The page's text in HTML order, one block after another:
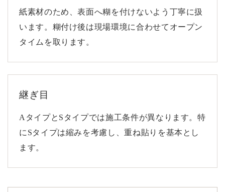
紙素材のため、表面へ糊を付けないよう丁寧に扱
います。糊付け後は現場環境に合わせてオープン
タイムを取ります。
継ぎ目
AタイプとSタイプでは施工条件が異なります。特
にSタイプは縮みを考慮し、重ね貼りを基本とし
ます。